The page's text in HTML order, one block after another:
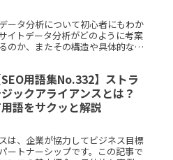
ータ分析について初心者にもわか
イトデータ分析がどのように考案
のか、またその構造や具体的な利
SEO用語集No.332】ストラ
ックアライアンスとは？
語をサクッと解説
は、企業が協力してビジネス目標
ートナーシップです。この記事で